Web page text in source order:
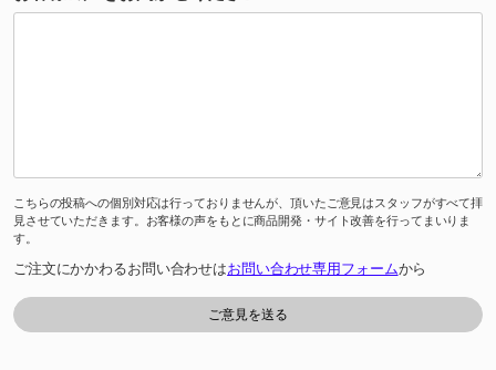
こちらの投稿への個別対応は行っておりませんが、頂いたご意見はスタッフがすべて拝
見させていただきます。お客様の声をもとに商品開発・サイト改善を行ってまいりま
す。
ご注文にかかわるお問い合わせはお問い合わせ専用フォームから